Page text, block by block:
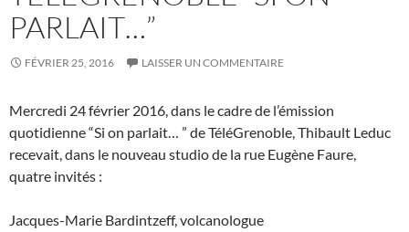
PARLAIT…”
FÉVRIER 25, 2016 LAISSER UN COMMENTAIRE
Mercredi 24 février 2016, dans le cadre de l’émission
quotidienne “Si on parlait… ” de TéléGrenoble, Thibault Leduc
recevait, dans le nouveau studio de la rue Eugène Faure,
quatre invités :
Jacques-Marie Bardintzeff, volcanologue